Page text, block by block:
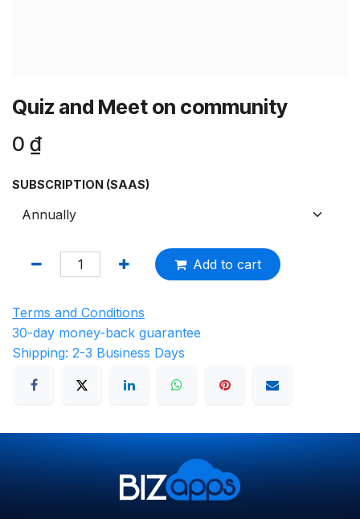
Quiz and Meet on community
0 ₫
SUBSCRIPTION (SAAS)
Add to cart
Terms and Conditions
30-day money-back guarantee
Shipping: 2-3 Business Days